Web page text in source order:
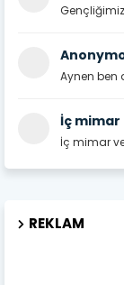
Aynen ben
İç mimar
İç mimar
REKLAM